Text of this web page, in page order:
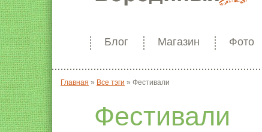
Блог Магазин Фото
Вы здесь
Главная » Все тэги » Фестивали
Фестивали